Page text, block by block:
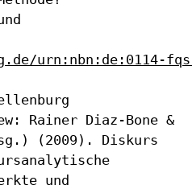
urn:nbn:de:0114-
Rainer Diaz-Bone &
(2009). Diskurs
und